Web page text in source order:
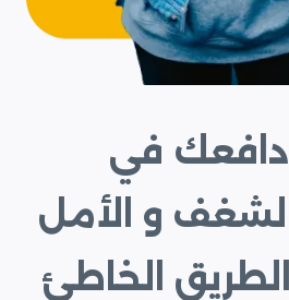
دافعك في
و الأمل
الخاطئ